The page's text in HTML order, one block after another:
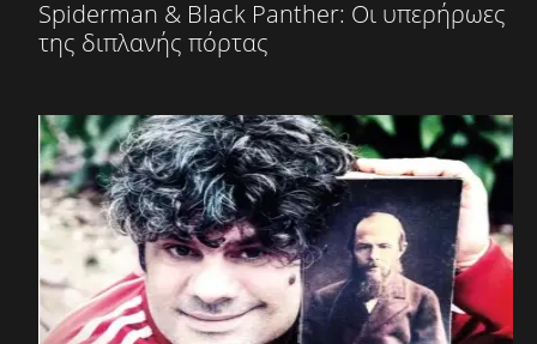
Spiderman & Black Panther: Οι υπερήρωες
της διπλανής πόρτας